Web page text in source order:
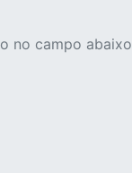
no campo abaixo